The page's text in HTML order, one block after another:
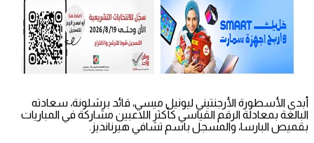
أبدى الأسطورة الأرجنتيني ليونيل ميسي، قائد برشلونة، سعادته
البالغة بمعادلة الرقم القياسي كأكثر اللاعبين مشاركة في المباريات
بقميص البارسا، والمسجل باسم تشافي هيرنانديز.